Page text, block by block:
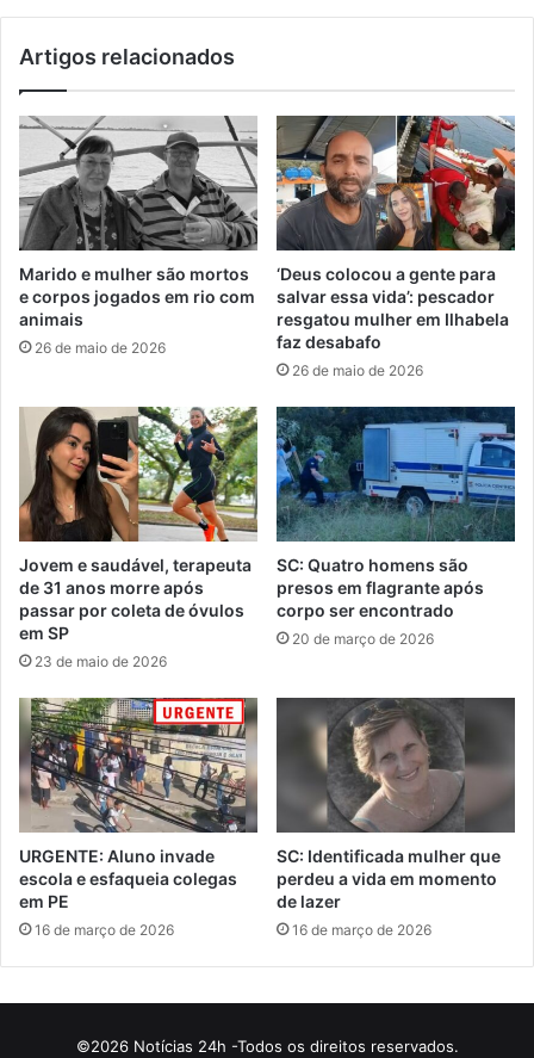
Artigos relacionados
Marido e mulher são mortos
e corpos jogados em rio com
animais
26 de maio de 2026
‘Deus colocou a gente para
salvar essa vida’: pescador
resgatou mulher em Ilhabela
faz desabafo
26 de maio de 2026
Jovem e saudável, terapeuta
de 31 anos morre após
passar por coleta de óvulos
em SP
23 de maio de 2026
SC: Quatro homens são
presos em flagrante após
corpo ser encontrado
20 de março de 2026
URGENTE: Aluno invade
escola e esfaqueia colegas
em PE
16 de março de 2026
SC: Identificada mulher que
perdeu a vida em momento
de lazer
16 de março de 2026
©2026 Notícias 24h -Todos os direitos reservados.